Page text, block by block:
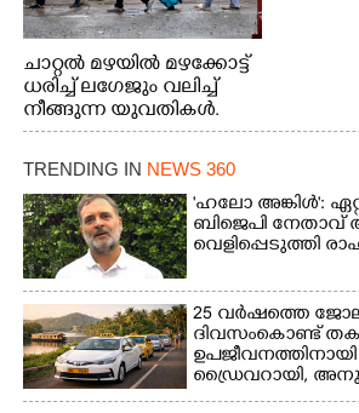
ചാറ്റൽ മഴയിൽ മഴക്കോട്ട്
ധരിച്ച് ലഗേജും വലിച്ച്
നീങ്ങുന്ന യുവതികൾ.
എറണാകുളം മേനകയിൽ
നിന്നുള്ള കാഴ്ച
TRENDING IN NEWS 360
'ഹലോ അങ്കിൾ':
ബിജെപി
വെളിപ്പെടുത്തി
25 വർഷത്തെ
ദിവസംകൊണ്ട്
ഡ്രൈവറായി,​
യുവതി